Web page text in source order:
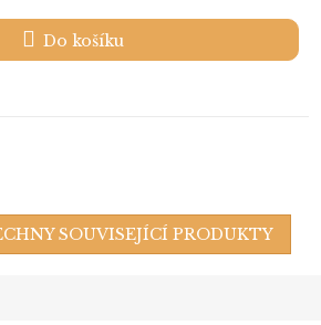
Do košíku
SOUVISEJÍCÍ PRODUKTY